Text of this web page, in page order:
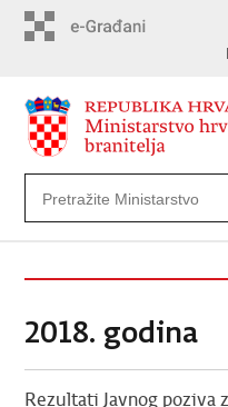
2018. godina
Rezultati Javnog poziva